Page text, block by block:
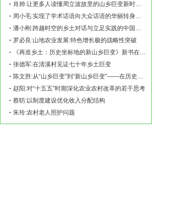
肖帅:让更多人读懂周立波故里的山乡巨变新时代故事——《再造乡土:历史坐标地的新山乡巨
周小毛:实现了学术话语向大众话语的华丽转身——《再造乡土:历史坐标地的新山乡巨变》新
潘小刚:跨越时空的乡土对话与立足实践的中国故事——《再造乡土:历史坐标地的新山乡巨变
罗必良:山地农业发展:特色增长极的战略性突破
《再造乡土：历史坐标地的新山乡巨变》新书在赫山清溪村首发
张德军:在清溪村见证七十年乡土巨变
陈文胜:从“山乡巨变”到“新山乡巨变”——在历史坐标地观察中国乡村现代化
赵阳:对“十五五”时期深化农业农村改革的若干思考
蔡昉:以制度建设优化收入分配结构
朱玲:农村老人照护问题